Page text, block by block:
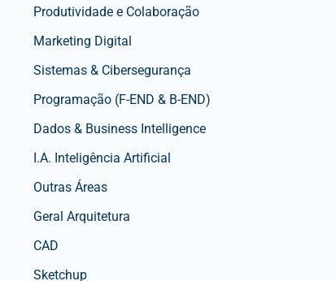
Produtividade e Colaboração
Marketing Digital
Sistemas & Cibersegurança
Programação (F-END & B-END)
Dados & Business Intelligence
I.A. Inteligência Artificial
Outras Áreas
Geral Arquitetura
CAD
Sketchup